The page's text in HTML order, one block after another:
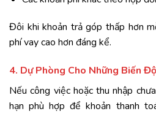
Đôi khi khoản trả góp thấp hơn
phí vay cao hơn đáng kể.
4. Dự Phòng Cho Những Biến
Nếu công việc hoặc thu nhập
hạn phù hợp để khoản thanh